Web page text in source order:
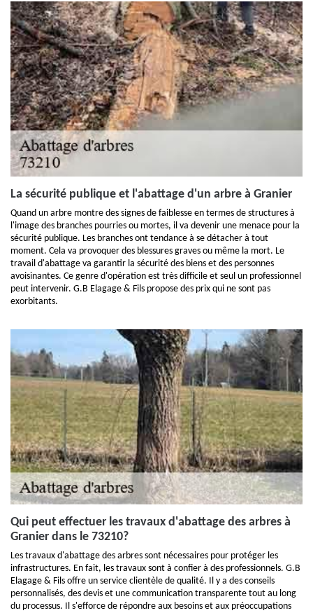
La sécurité publique et l'abattage d'un arbre à Granier
Quand un arbre montre des signes de faiblesse en termes de structures à
l'image des branches pourries ou mortes, il va devenir une menace pour la
sécurité publique. Les branches ont tendance à se détacher à tout
moment. Cela va provoquer des blessures graves ou même la mort. Le
travail d'abattage va garantir la sécurité des biens et des personnes
avoisinantes. Ce genre d'opération est très difficile et seul un professionnel
peut intervenir. G.B Elagage & Fils propose des prix qui ne sont pas
exorbitants.
Qui peut effectuer les travaux d'abattage des arbres à
Granier dans le 73210?
Les travaux d'abattage des arbres sont nécessaires pour protéger les
infrastructures. En fait, les travaux sont à confier à des professionnels. G.B
Elagage & Fils offre un service clientèle de qualité. Il y a des conseils
personnalisés, des devis et une communication transparente tout au long
du processus. Il s'efforce de répondre aux besoins et aux préoccupations